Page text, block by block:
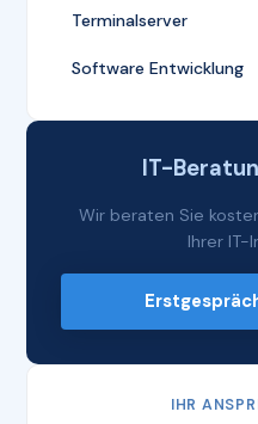
Terminalserver
Software Entwicklung
IT-
Wir beraten Sie
Ihrer IT-
IHR